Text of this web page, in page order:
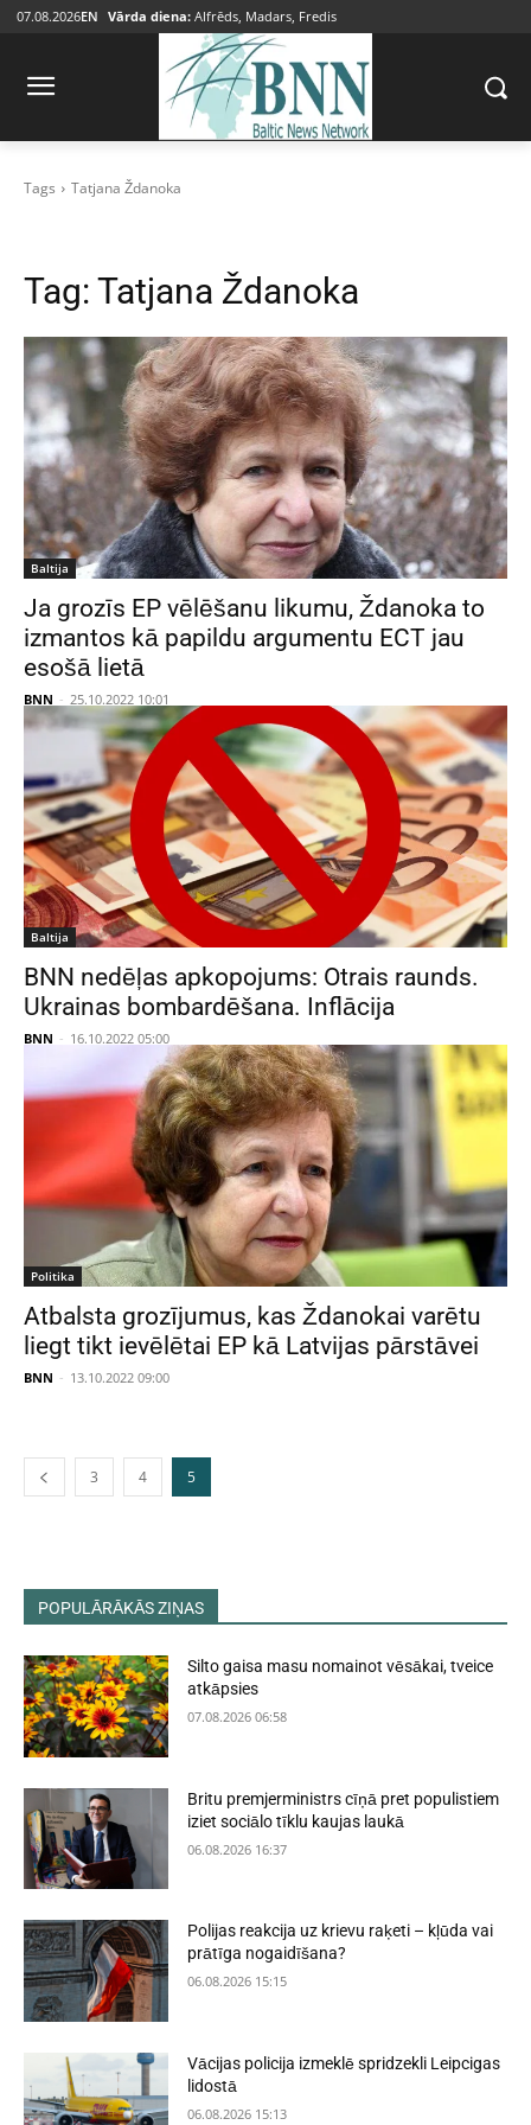
07.08.2026EN Vārda diena: Alfrēds, Madars, Fredis
Tags Tatjana Ždanoka
Tag: Tatjana Ždanoka
Baltija
Ja grozīs EP vēlēšanu likumu, Ždanoka to
izmantos kā papildu argumentu ECT jau
esošā lietā
BNN - 25.10.2022 10:01
Baltija
BNN nedēļas apkopojums: Otrais raunds.
Ukrainas bombardēšana. Inflācija
BNN - 16.10.2022 05:00
Politika
Atbalsta grozījumus, kas Ždanokai varētu
liegt tikt ievēlētai EP kā Latvijas pārstāvei
BNN - 13.10.2022 09:00
3 4 5
POPULĀRĀKĀS ZIŅAS
Silto gaisa masu nomainot vēsākai, tveice
atkāpsies
07.08.2026 06:58
Britu premjerministrs cīņā pret populistiem
iziet sociālo tīklu kaujas laukā
06.08.2026 16:37
Polijas reakcija uz krievu raķeti – kļūda vai
prātīga nogaidīšana?
06.08.2026 15:15
Vācijas policija izmeklē spridzekli Leipcigas
lidostā
06.08.2026 15:13